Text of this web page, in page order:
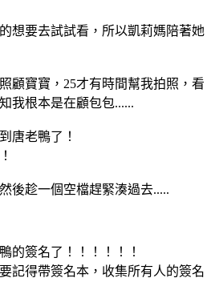
想要去試試看，所以凱莉媽陪著她
顧寶寶，25才有時間幫我拍照，看
我根本是在顧包包......
唐老鴨了！
後趁一個空檔趕緊湊過去.....
的簽名了！！！！！！
記得帶簽名本，收集所有人的簽名